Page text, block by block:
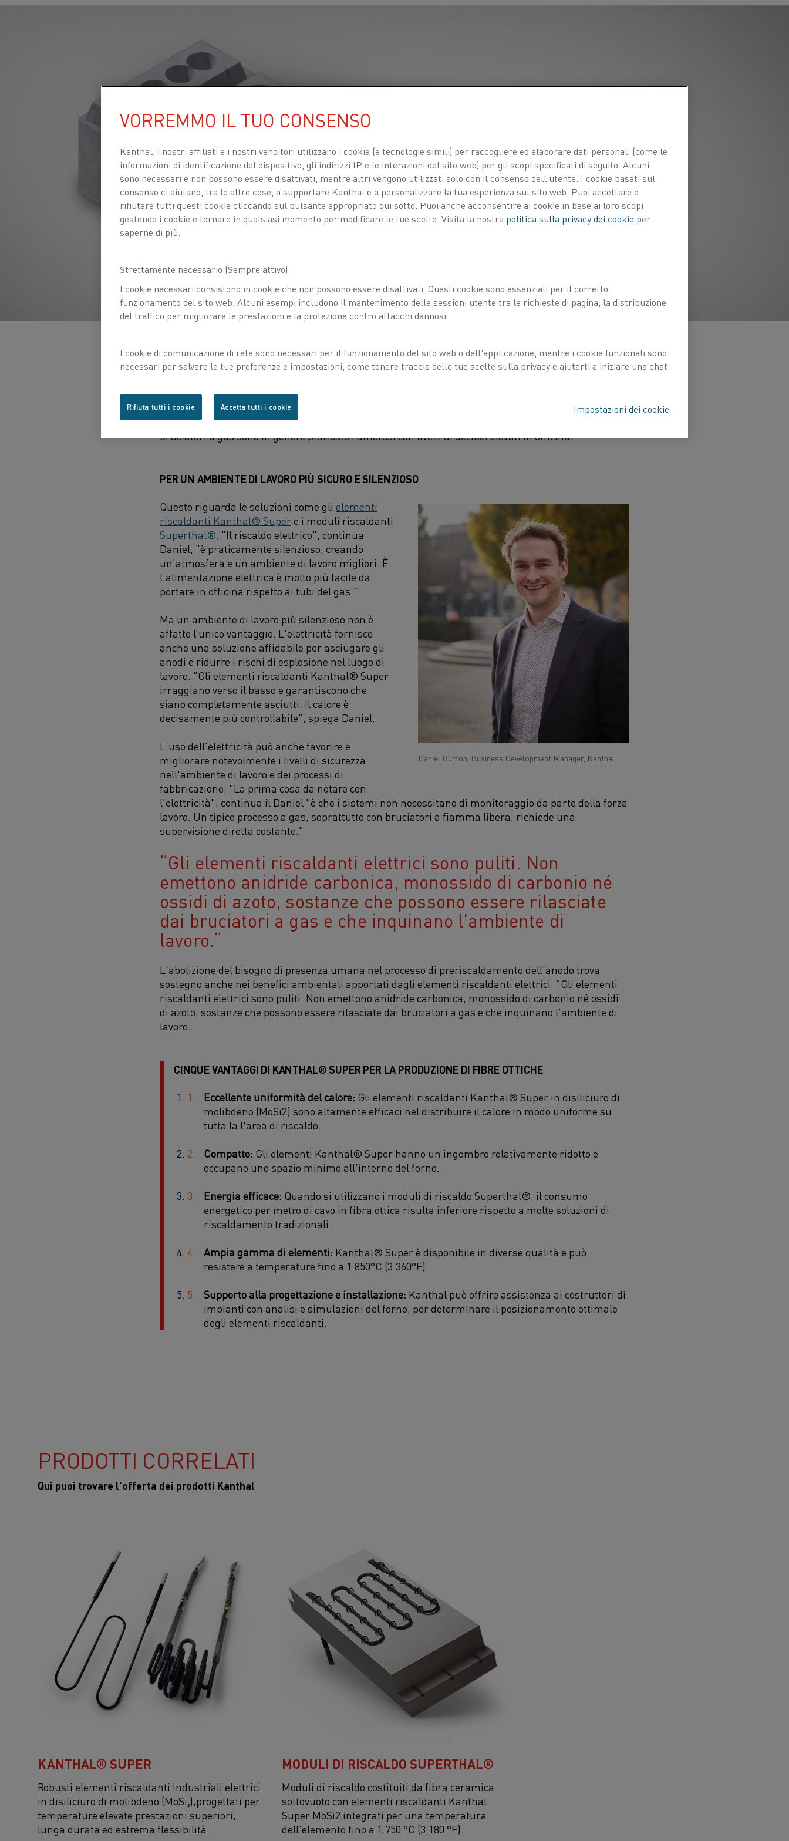
riscaldanti elettrici nei forni può avere un impatto positivo significativo sui costi di produzione,
sull'affidabilità dei forni di riscaldo e sulla sicurezza all'interno della fabbrica. "I bruciatori a gas, o
nel peggiore dei casi a olio, sono stati storicamente parte integrante del preriscaldo dell'anodo. Ma i
bruciatori a gas sono in genere piuttosto rumorosi con livelli di decibel elevati in officina."
PER UN AMBIENTE DI LAVORO PIÙ SICURO E SILENZIOSO
Daniel Burton, Business Development Manager, Kanthal
Questo riguarda le soluzioni come gli elementi
riscaldanti Kanthal® Supere i moduli riscaldanti
Superthal® . "Il riscaldo elettrico", continua
Daniel, "è praticamente silenzioso, creando
un'atmosfera e un ambiente di lavoro migliori. È
l'alimentazione elettrica è molto più facile da
portare in officina rispetto ai tubi del gas."
Ma un ambiente di lavoro più silenzioso non è
affatto l’unico vantaggio. L'elettricità fornisce
anche una soluzione affidabile per asciugare gli
anodi e ridurre i rischi di esplosione nel luogo di
lavoro. "Gli elementi riscaldanti Kanthal® Super
irraggiano verso il basso e garantiscono che
siano completamente asciutti. Il calore è
decisamente più controllabile", spiega Daniel.
L'uso dell'elettricità può anche favorire e
migliorare notevolmente i livelli di sicurezza
nell'ambiente di lavoro e dei processi di
fabbricazione. "La prima cosa da notare con
l'elettricità", continua il Daniel "è che i sistemi non necessitano di monitoraggio da parte della forza
lavoro. Un tipico processo a gas, soprattutto con bruciatori a fiamma libera, richiede una
supervisione diretta costante."
Gli elementi riscaldanti elettrici sono puliti. Non
emettono anidride carbonica, monossido di carbonio né
ossidi di azoto, sostanze che possono essere rilasciate
dai bruciatori a gas e che inquinano l'ambiente di
lavoro.
L'abolizione del bisogno di presenza umana nel processo di preriscaldamento dell'anodo trova
sostegno anche nei benefici ambientali apportati dagli elementi riscaldanti elettrici. "Gli elementi
riscaldanti elettrici sono puliti. Non emettono anidride carbonica, monossido di carbonio né ossidi
di azoto, sostanze che possono essere rilasciate dai bruciatori a gas e che inquinano l'ambiente di
lavoro.
CINQUE VANTAGGI DI KANTHAL® SUPER PER LA PRODUZIONE DI FIBRE OTTICHE
Eccellente uniformità del calore: Gli elementi riscaldanti Kanthal® Super in disiliciuro di
molibdeno (MoSi2) sono altamente efficaci nel distribuire il calore in modo uniforme su
tutta la l'area di riscaldo.
Compatto: Gli elementi Kanthal® Super hanno un ingombro relativamente ridotto e
occupano uno spazio minimo all'interno del forno.
Energia efficace: Quando si utilizzano i moduli di riscaldo Superthal®, il consumo
energetico per metro di cavo in fibra ottica risulta inferiore rispetto a molte soluzioni di
riscaldamento tradizionali.
Ampia gamma di elementi: Kanthal® Super è disponibile in diverse qualità e può
resistere a temperature fino a 1.850°C (3.360°F).
Supporto alla progettazione e installazione: Kanthal può offrire assistenza ai costruttori di
impianti con analisi e simulazioni del forno, per determinare il posizionamento ottimale
degli elementi riscaldanti.
PRODOTTI CORRELATI
Qui puoi trovare l'offerta dei prodotti Kanthal
KANTHAL® SUPER
Robusti elementi riscaldanti industriali elettrici
in disiliciuro di molibdeno (MoSi₂),progettati per
temperature elevate prestazioni superiori,
lunga durata ed estrema flessibilità
MODULI DI RISCALDO SUPERTHAL®
Moduli di riscaldo costituiti da fibra ceramica
sottovuoto con elementi riscaldanti Kanthal
Super MoSi2 integrati per una temperatura
dell'elemento fino a 1.750 °C (3.180 °F).
VORREMMO IL TUO CONSENSO
Kanthal, i nostri affiliati e i nostri venditori utilizzano i cookie (e tecnologie simili) per raccogliere ed elaborare dati personali (come le
informazioni di identificazione del dispositivo, gli indirizzi IP e le interazioni del sito web) per gli scopi specificati di seguito. Alcuni
sono necessari e non possono essere disattivati, mentre altri vengono utilizzati solo con il consenso dell'utente. I cookie basati sul
consenso ci aiutano, tra le altre cose, a supportare Kanthal e a personalizzare la tua esperienza sul sito web. Puoi accettare o
rifiutare tutti questi cookie cliccando sul pulsante appropriato qui sotto. Puoi anche acconsentire ai cookie in base ai loro scopi
gestendo i cookie e tornare in qualsiasi momento per modificare le tue scelte. Visita la nostra politica sulla privacy dei cookie per
saperne di più.
Strettamente necessario (Sempre attivo)
I cookie necessari consistono in cookie che non possono essere disattivati. Questi cookie sono essenziali per il corretto
funzionamento del sito web. Alcuni esempi includono il mantenimento delle sessioni utente tra le richieste di pagina, la distribuzione
del traffico per migliorare le prestazioni e la protezione contro attacchi dannosi.
I cookie di comunicazione di rete sono necessari per il funzionamento del sito web o dell'applicazione, mentre i cookie funzionali sono
necessari per salvare le tue preferenze e impostazioni, come tenere traccia delle tue scelte sulla privacy e aiutarti a iniziare una chat
Impostazioni dei cookie
Rifiuta tutti i cookie Accetta tutti i cookie